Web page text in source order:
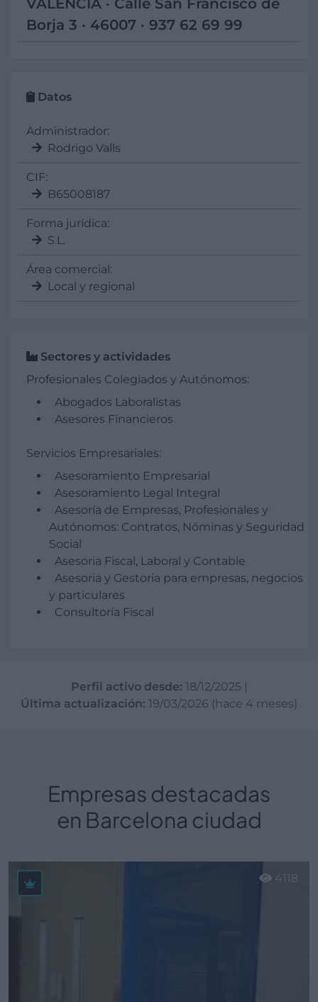
VALENCIA · Calle San Francisco de
Borja 3 · 46007 · 937 62 69 99
Datos
Administrador:
Rodrigo Valls
CIF:
B65008187
Forma jurídica:
S.L.
Área comercial:
Local y regional
Sectores y actividades
Profesionales Colegiados y Autónomos:
Abogados Laboralistas
Asesores Financieros
Servicios Empresariales:
Asesoramiento Empresarial
Asesoramiento Legal Integral
Asesoría de Empresas, Profesionales y
Autónomos: Contratos, Nóminas y Seguridad
Social
Asesoria Fiscal, Laboral y Contable
Asesoria y Gestoria para empresas, negocios
y particulares
Consultoría Fiscal
Perfil activo desde: 18/12/2025
Última actualización: 19/03/2026 (hace 4 meses)
Empresas destacadas
en Barcelona ciudad
4118